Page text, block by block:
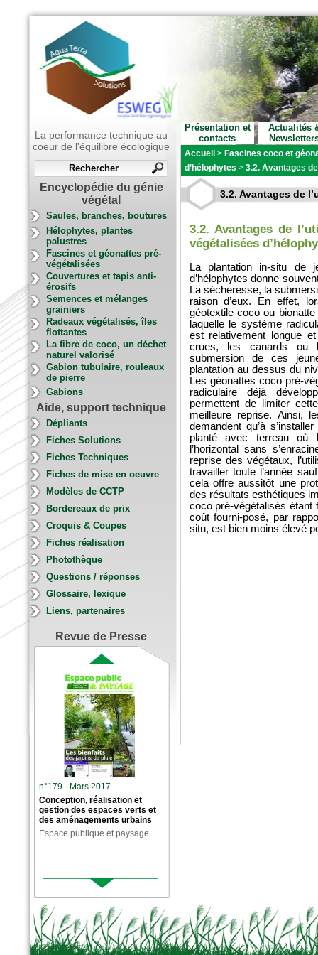
La performance technique au
coeur de l'équilibre écologique
Encyclopédie du génie
végétal
Saules, branches, boutures
Hélophytes, plantes
palustres
Fascines et géonattes pré-
végétalisées
Couvertures et tapis anti-
érosifs
Semences et mélanges
grainiers
Radeaux végétalisés, îles
flottantes
La fibre de coco, un déchet
naturel valorisé
Gabion tubulaire, rouleaux
de pierre
Gabions
Aide, support technique
Dépliants
Fiches Solutions
Fiches Techniques
Fiches de mise en oeuvre
Modèles de CCTP
Bordereaux de prix
Croquis & Coupes
Fiches réalisation
Photothèque
Questions / réponses
Glossaire, lexique
Liens, partenaires
Revue de Presse
n°179 - Mars 2017
Conception, réalisation et
gestion des espaces verts et
des aménagements urbains
Espace publique et paysage
Présentation et
contacts
Actualités
Accueil > Fascines coco et
d’hélophytes > 3.2. Avantages
3.2. Avantages de
3.2. Avantages de
végétalisées
La plantation in-situ de
d’hélophytes donne
La sécheresse, la
raison d’eux. En effet,
géotextile coco ou
laquelle le système
est relativement longue
crues, les canards ou
submersion de ces
plantation au dessus du
Les géonattes coco pré-
radiculaire déjà
permettent de limiter
meilleure reprise. Ainsi,
demandent qu’à
planté avec terreau où
l’horizontal sans
reprise des végétaux,
travailler toute l’année
cela offre aussitôt une
des résultats esthétiques
coco pré-végétalisés étant
coût fourni-posé, par
situ, est bien moins élevé